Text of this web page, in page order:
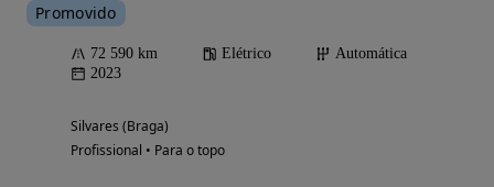
Promovido
72 590 km Elétrico
Automática
2023
Silvares (Braga)
Profissional • Para o topo